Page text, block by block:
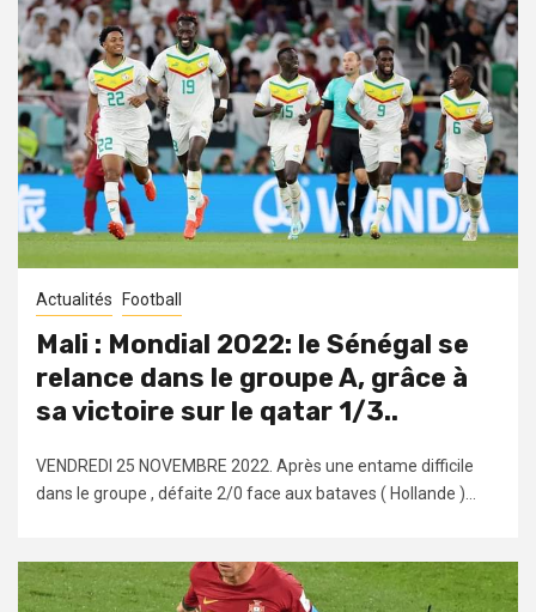
Actualités Football
Mali : Mondial 2022: le Sénégal se
relance dans le groupe A, grâce à
sa victoire sur le qatar 1/3..
VENDREDI 25 NOVEMBRE 2022. Après une entame difficile
dans le groupe , défaite 2/0 face aux bataves ( Hollande )...